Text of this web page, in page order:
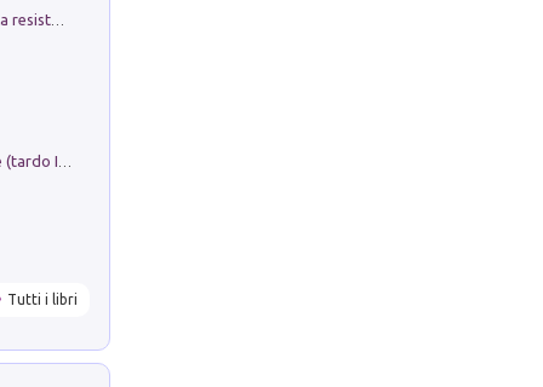
Memorial Santa Giulia. Sculture per la resistenza Monchio di Palagano
Tutti i libri